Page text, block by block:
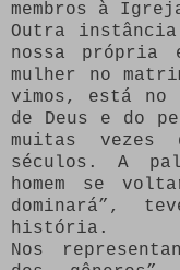
membros à
Outra instância
nossa própria
mulher no
vimos, está
de Deus e do
muitas vezes
séculos. A
homem se
dominará”,
história.
Nos